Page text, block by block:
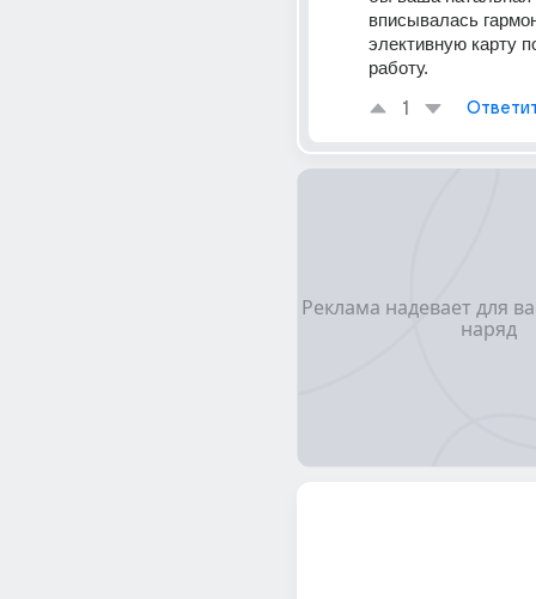
вписывалась
элективную карту
работу.
1